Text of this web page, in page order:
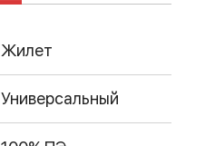
Жилет
Универсальный